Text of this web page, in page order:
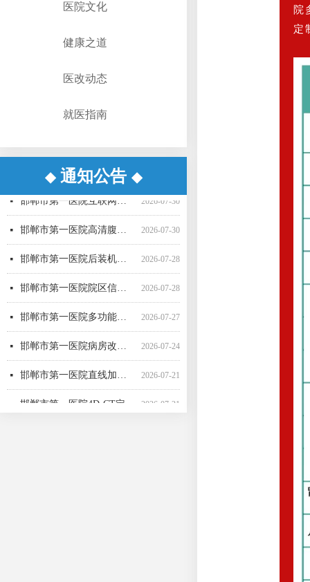
院
定
医院文化
健康之道
医改动态
就医指南
◆通知公告 ◆
邯郸市第一医院病房改造提升项目施工监理 候选成交供应商公示
邯郸市第一医院互联网医院药品邮寄 服务招标参数
2026-07-30
넷 邯郸市第一医院高清腹腔镜系统采购项目（二次）招标公告
2026-07-28
넷 邯郸市第一医院后装机采购项目（三次）（二） 公开招标公告
2026-07-28
넷 邯郸市第一医院院区信息一体化智慧医院能力提升项目全过程咨询服务中标公告
2026-07-27
넷 邯郸市第一医院多功能楼电梯采购安装项目 候选成交供应商公示
2026-07-24
넷 邯郸市第一医院病房改造提升项目施工监理询比采购公告
2026-07-21
넷 邯郸市第一医院直线加速器（进口）采购项目公开招标公告
2026-07-21
넷 邯郸市第一医院4D-CT定位机采购项目公开招标公告
邯郸市第一医院空气压力波治疗仪采购项目 成交公告
邯郸市第一医院彩超一批采购项目04包中标公告更正公告
邯郸市第一医院高清腹腔镜系统采购项目1包废标公告
邯郸市第一医院彩超一批采购项目01包公开招标中标公告邯郸市第一医院移动式C型臂X射线机采购项目 （三次）公开招标中标结果公告
邯郸市第一医院后装机采购项目（三次） 废标公告
邯郸市第一医院单光子发射断层成像系统采购项目（二次）公开招标中标公告
邯郸市第一医院多功能楼电梯采购安装项目询比采购公告
邯郸市第一医院院区信息一体化智慧医院能力提升项目全过程咨询服务磋商公告
邯郸市第一医院超声气压弹道碎石机采购项目（三次）公开招标公告